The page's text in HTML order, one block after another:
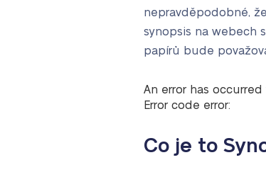
nepravděpodobné,
synopsis na webech
papírů bude
An error has
Error code error:
Co je to